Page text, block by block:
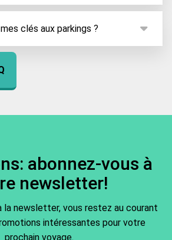
se situe à 13km au sud de la
clés aux parkings ?
services vous propose un
De ce fait, vous laisserez vos
abonnez-vous à
newsletter!
la newsletter, vous restez au courant
intéressantes pour votre
prochain voyage.